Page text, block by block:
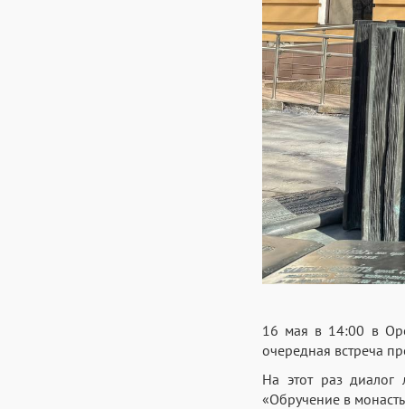
16 мая в 14:00 в
очередная встреча
На этот раз диалог
«Обручение в